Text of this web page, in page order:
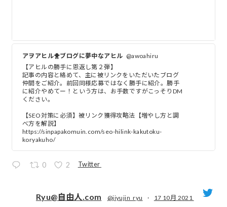
アヲアヒル🐥ブログに夢中なアヒル @awoahiru
【アヒルの勝手に恩返し第２弾】
記事の内容と絡めて、主に被リンクをいただいたブログ
仲間をご紹介。前回同様応募ではなく勝手に紹介。勝手
に紹介やめてー！という方は、お手数ですがこっそりDM
ください。
【SEO対策に必須】被リンク獲得攻略法【増やし方と調
べ方を解説】
https://sinpapakomuin.com/seo-hilink-kakutoku-
koryakuho/
0 2 Twitter
Ryu@自由人.com @jiyujin_ryu · 17 10月 2021